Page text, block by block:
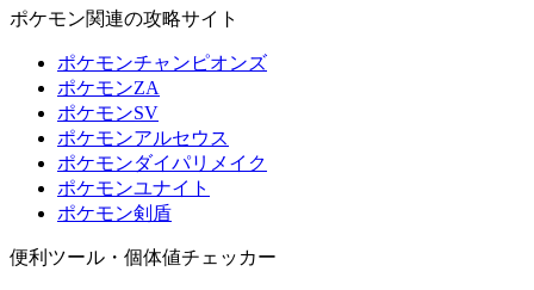
ポケモン関連の攻略サイト
ポケモンチャンピオンズ
ポケモンZA
ポケモンSV
ポケモンアルセウス
ポケモンダイパリメイク
ポケモンユナイト
ポケモン剣盾
便利ツール・個体値チェッカー